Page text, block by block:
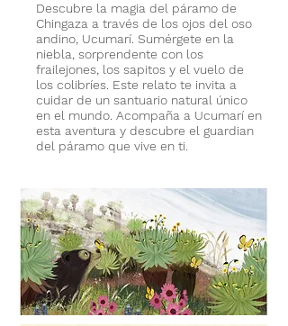
Descubre la magia del páramo de
Chingaza a través de los ojos del oso
andino, Ucumarí. Sumérgete en la
niebla, sorprendente con los
frailejones, los sapitos y el vuelo de
los colibríes. Este relato te invita a
cuidar de un santuario natural único
en el mundo. Acompaña a Ucumarí en
esta aventura y descubre el guardian
del páramo que vive en ti.